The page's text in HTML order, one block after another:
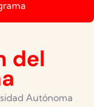
del
Autónoma